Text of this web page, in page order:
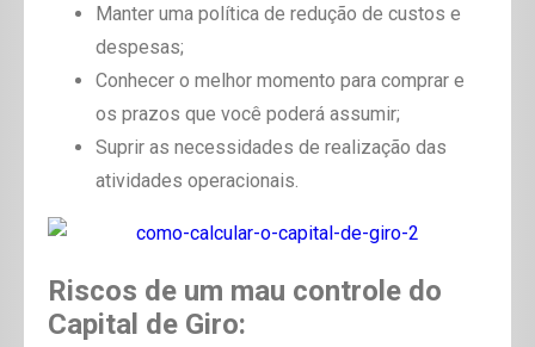
Manter uma política de redução de custos e
despesas;
Conhecer o melhor momento para comprar e
os prazos que você poderá assumir;
Suprir as necessidades de realização das
atividades operacionais.
Riscos de um mau controle do
Capital de Giro: